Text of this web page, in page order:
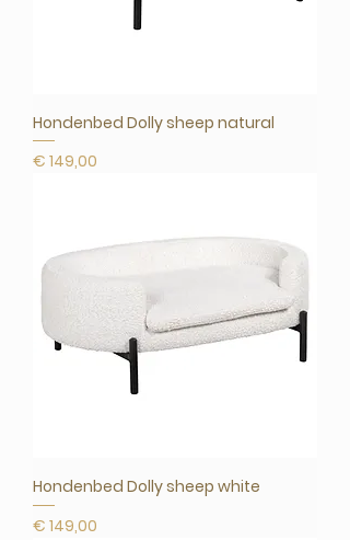
Hondenbed Dolly sheep natural
Prijs
€ 149,00
Hondenbed Dolly sheep white
Prijs
€ 149,00